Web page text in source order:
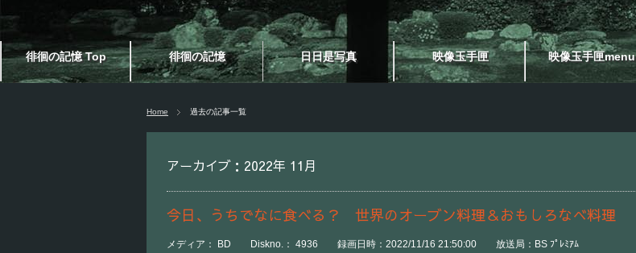
徘徊の記憶 Top 徘徊の記憶 日日是写真 映像玉手匣 映像玉手匣menu
Home 過去の記事一覧
アーカイブ：2022年 11月
今日、うちでなに食べる？ 世界のオーブン料理＆おもしろなべ料理
メディア： BD Diskno.： 4936 録画日時：2022/11/16 21:50:00 放送局：BS ﾌﾟﾚﾐｱﾑ